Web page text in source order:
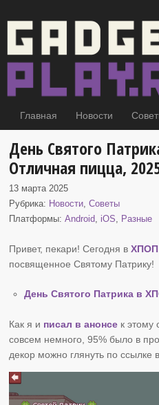
Главная Новости
День Святого
Отличная пицца,
13 марта 2025
Рубрика: Новости,Советы
Платформы:Android, iOS, Разные
Привет, пекари! Сегодня вХПОП
посвященное Святому Патрику!
День Святого Патрика в
Как я и писал в анонсе к этому
совсем немного, 95% было в
декор можно глянуть по ссылке